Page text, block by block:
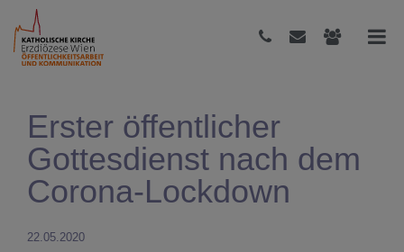
Erster öffentlicher
Gottesdienst nach dem
Corona-Lockdown
22.05.2020